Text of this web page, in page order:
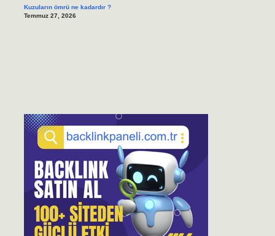
Kuzuların ömrü ne kadardır ?
Temmuz 27, 2026